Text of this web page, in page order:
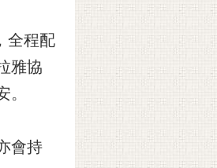
全程配
雅協
會持